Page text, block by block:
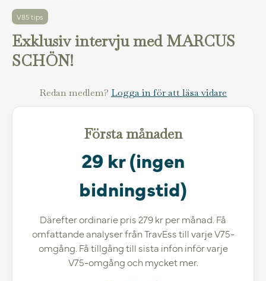
V85 tips
Exklusiv intervju med MARCUS
SCHÖN!
Redan medlem? Logga in för att läsa vidare
Första månaden
29 kr (ingen
bidningstid)
Därefter ordinarie pris 279 kr per månad. Få
omfattande analyser från TravEss till varje V75-
omgång. Få tillgång till sista infon inför varje
V75-omgång och mycket mer.